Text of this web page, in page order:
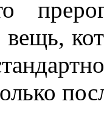
вещь,